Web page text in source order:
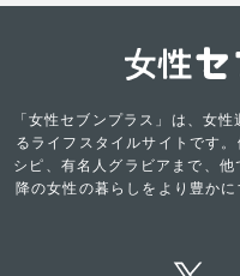
「女性セブンプラス」は、女
るライフスタイルサイトです
シピ、有名人グラビアまで、
降の女性の暮らしをより豊か